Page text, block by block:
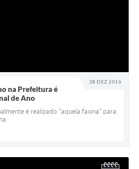
28 DEZ 2016
na Prefeitura é
de Ano
é realizado "aquela faxina" para